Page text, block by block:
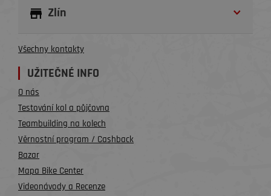
Zlín
Všechny kontakty
UŽITEČNÉ INFO
O nás
Testování kol a půjčovna
Teambuilding na kolech
Věrnostní program / Cashback
Bazar
Mapa Bike Center
Videonávody a Recenze